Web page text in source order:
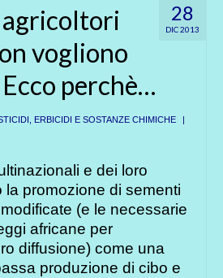
28
DIC 2013
vogliono
perchè…
ERBICIDI E SOSTANZE CHIMICHE
|
e dei loro
la promozione di sementi
(e le necessarie
africane per
diffusione) come una
produzione di cibo e